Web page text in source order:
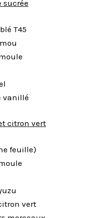
sucrée
T45
vanillé
citron vert
feuille)
vert